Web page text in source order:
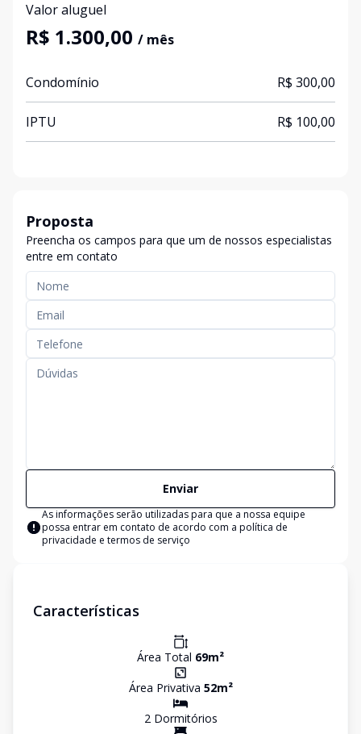
Valor aluguel
R$ 1.300,00 / mês
Condomínio R$ 300,00
IPTU R$ 100,00
Proposta
Preencha os campos para que um de nossos especialistas
entre em contato
Enviar
As informações serão utilizadas para que a nossa equipe
possa entrar em contato de acordo com a política de
privacidade e termos de serviço
Características
Área Total 69m²
Área Privativa 52m²
2Dormitórios